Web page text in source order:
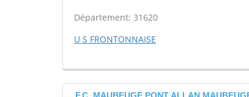
Département: 31620
U S FRONTONNAISE